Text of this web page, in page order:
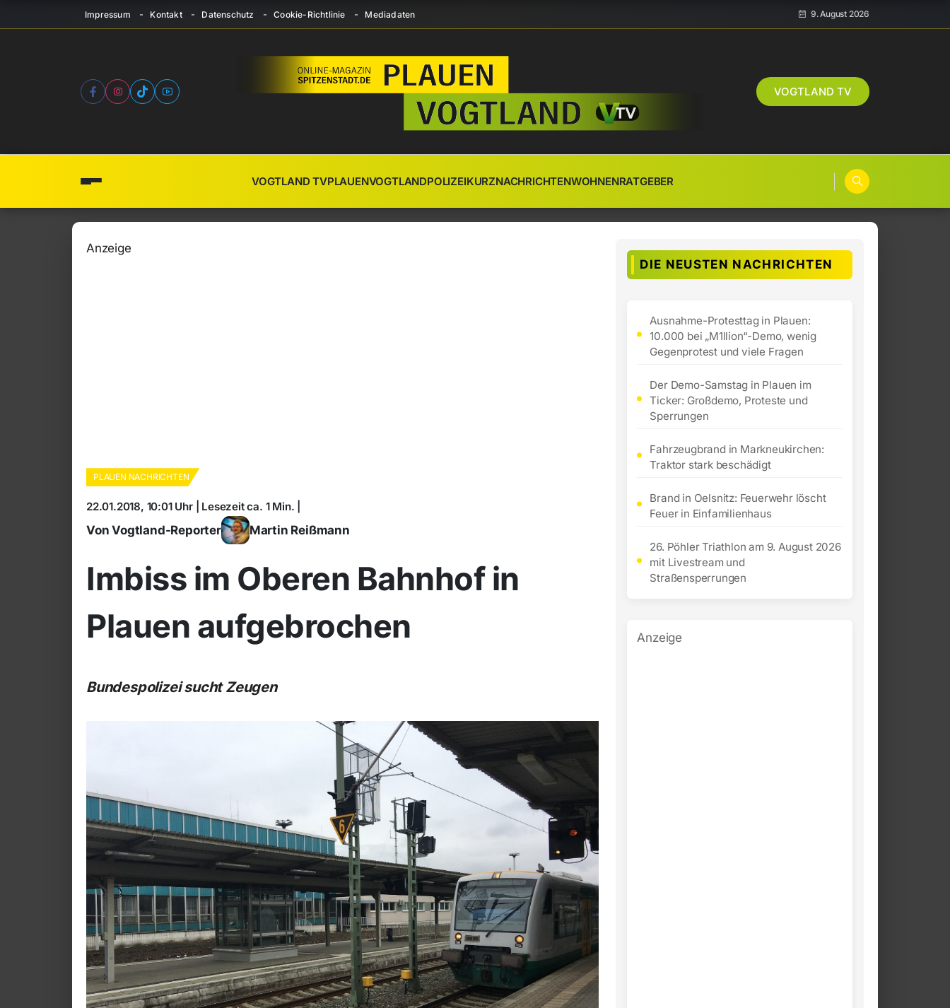
Impressum Kontakt Datenschutz Cookie-Richtlinie Mediadaten 9. August 2026
VOGTLAND TV
VOGTLAND TVPLAUENVOGTLANDPOLIZEIKURZNACHRICHTENWOHNENRATGEBER
Anzeige
PLAUEN NACHRICHTEN
22.01.2018, 10:01 Uhr | Lesezeit ca. 1 Min. |
Von Vogtland-Reporter Martin Reißmann
Imbiss im Oberen Bahnhof in
Plauen aufgebrochen
Bundespolizei sucht Zeugen
DIE NEUSTEN NACHRICHTEN
Ausnahme-Protesttag in Plauen:
10.000 bei „M1llion“-Demo, wenig
Gegenprotest und viele Fragen
Der Demo-Samstag in Plauen im
Ticker: Großdemo, Proteste und
Sperrungen
Fahrzeugbrand in Markneukirchen:
Traktor stark beschädigt
Brand in Oelsnitz: Feuerwehr löscht
Feuer in Einfamilienhaus
26. Pöhler Triathlon am 9. August 2026
mit Livestream und
Straßensperrungen
Anzeige